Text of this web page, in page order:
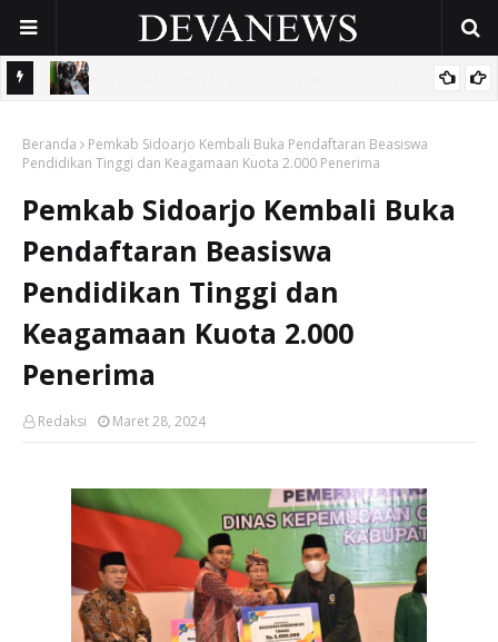
Wilayah Grati
Beranda
Pemkab Sidoarjo Kembali Buka Pendaftaran Beasiswa
Pendidikan Tinggi dan Keagamaan Kuota 2.000 Penerima
Pemkab Sidoarjo Kembali Buka
Pendaftaran Beasiswa
Pendidikan Tinggi dan
Keagamaan Kuota 2.000
Penerima
Redaksi Maret 28, 2024